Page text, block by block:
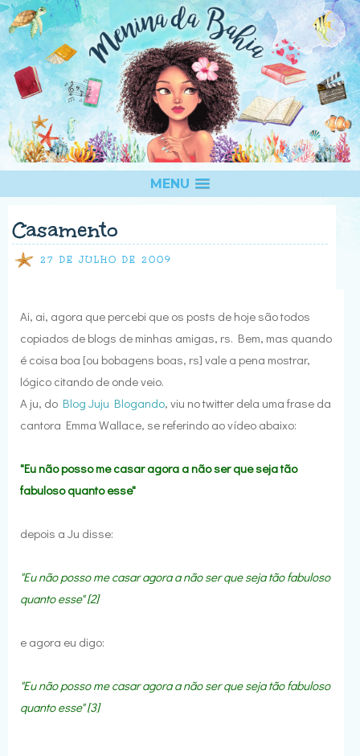
MENU
Casamento
27 DE JULHO DE 2009
Ai, ai, agora que percebi que os posts de hoje são todos
copiados de blogs de minhas amigas, rs. Bem, mas quando
é coisa boa [ou bobagens boas, rs] vale a pena mostrar,
lógico citando de onde veio.
A ju, do Blog Juju Blogando, viu no twitter dela uma frase da
cantora Emma Wallace, se referindo ao vídeo abaixo:
"Eu não posso me casar agora a não ser que seja tão
fabuloso quanto esse"
depois a Ju disse:
"Eu não posso me casar agora a não ser que seja tão fabuloso
quanto esse" [2]
e agora eu digo:
"Eu não posso me casar agora a não ser que seja tão fabuloso
quanto esse" [3]